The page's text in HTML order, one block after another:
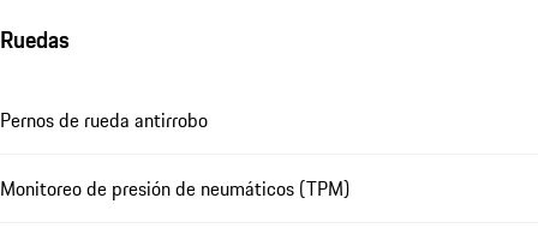
Ruedas
Pernos de rueda antirrobo
Monitoreo de presión de neumáticos (TPM)